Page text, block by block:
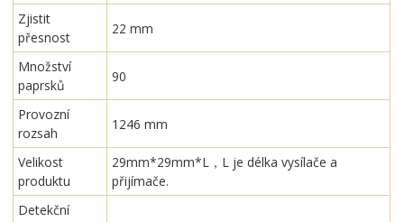
Zjistit
přesnost
22 mm
Množství
paprsků
90
Provozní
rozsah
1246 mm
Velikost
produktu
29mm*29mm*L，L je délka vysílače a
přijímače.
Detekční